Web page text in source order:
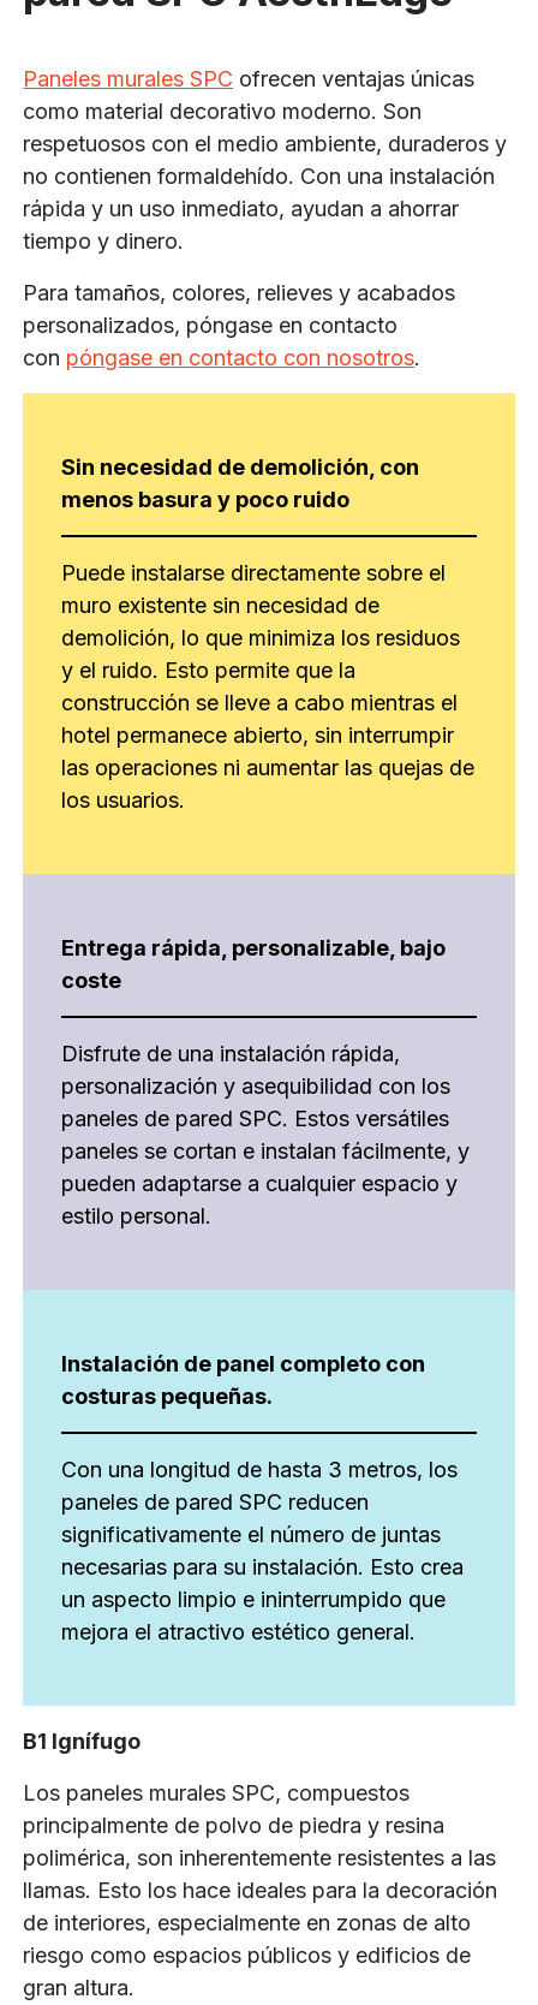
Paneles murales SPC ofrecen ventajas únicas
como material decorativo moderno. Son
respetuosos con el medio ambiente, duraderos y
no contienen formaldehído. Con una instalación
rápida y un uso inmediato, ayudan a ahorrar
tiempo y dinero.
Para tamaños, colores, relieves y acabados
personalizados, póngase en contacto
con póngase en contacto con nosotros.
Sin necesidad de demolición, con
menos basura y poco ruido
Puede instalarse directamente sobre el
muro existente sin necesidad de
demolición, lo que minimiza los residuos
y el ruido. Esto permite que la
construcción se lleve a cabo mientras el
hotel permanece abierto, sin interrumpir
las operaciones ni aumentar las quejas de
los usuarios.
Entrega rápida, personalizable, bajo
coste
Disfrute de una instalación rápida,
personalización y asequibilidad con los
paneles de pared SPC. Estos versátiles
paneles se cortan e instalan fácilmente, y
pueden adaptarse a cualquier espacio y
estilo personal.
Instalación de panel completo con
costuras pequeñas.
Con una longitud de hasta 3 metros, los
paneles de pared SPC reducen
significativamente el número de juntas
necesarias para su instalación. Esto crea
un aspecto limpio e ininterrumpido que
mejora el atractivo estético general.
B1 Ignífugo
Los paneles murales SPC, compuestos
principalmente de polvo de piedra y resina
polimérica, son inherentemente resistentes a las
llamas. Esto los hace ideales para la decoración
de interiores, especialmente en zonas de alto
riesgo como espacios públicos y edificios de
gran altura.